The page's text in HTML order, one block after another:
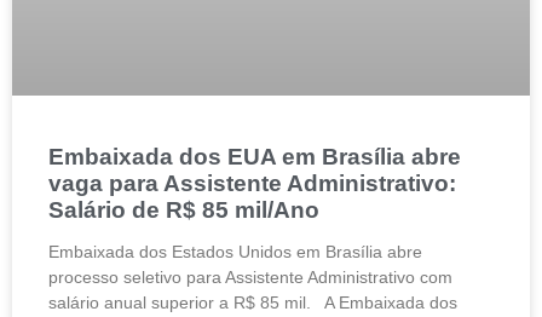
Embaixada dos EUA em Brasília abre
vaga para Assistente Administrativo:
Salário de R$ 85 mil/Ano
Embaixada dos Estados Unidos em Brasília abre
processo seletivo para Assistente Administrativo com
salário anual superior a R$ 85 mil. A Embaixada dos